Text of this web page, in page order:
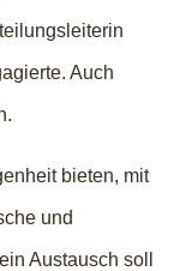
Auch
bieten, mit
und
Austausch soll